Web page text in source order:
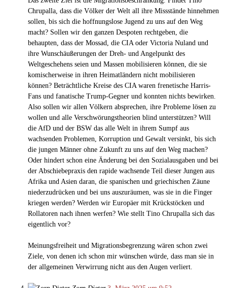
Chrupalla, dass die Völker der Welt all ihre Missstände hinnehmen
sollen, bis sich die hoffnungslose Jugend zu uns auf den Weg
macht? Sollen wir den ganzen Despoten rechtgeben, die
behaupten, dass der Mossad, die CIA oder Victoria Nuland und
ihre Wunschäußerungen der Dreh- und Angelpunkt des
Weltgeschehens seien und Massen mobilisieren können, die sie
komischerweise in ihren Heimatländern nicht mobilisieren
können? Beträchtliche Kreise des CIA waren frenetische Harris-
Fans und fanatische Trump-Gegner und konnten nichts bewirken.
Also sollen wir allen Völkern absprechen, ihre Probleme lösen zu
wollen und alle Verschwörungstheorien blind unterstützen? Will
die AfD und der BSW das alle Welt in ihrem Sumpf aus
wachsenden Problemen, Korruption und Gewalt versinkt, bis sich
die jungen Männer ohne Zukunft zu uns auf den Weg machen?
Oder hindert schon eine Änderung bei den Sozialausgaben und bei
der Abschiebepraxis den rapide wachsende Teil dieser Jungen aus
Afrika und Asien daran, die spanischen und griechischen Zäune
niederzudrücken und bei uns auszuräumen, was sie in die Finger
kriegen werden? Werden wir Europäer mit Krückstöcken und
Rollatoren nach ihnen werfen? Wie stellt Tino Chrupalla sich das
eigentlich vor?
Meinungsfreiheit und Migrationsbegrenzung wären schon zwei
Ziele, von denen ich schon mir wünschen würde, dass man sie in
der allgemeinen Verwirrung nicht aus den Augen verliert.